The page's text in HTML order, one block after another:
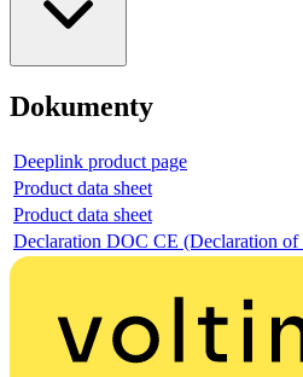
Dokumenty
Deeplink product page
Product data sheet
Product data sheet
Declaration DOC CE (Declaration